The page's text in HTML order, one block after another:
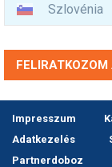
Szlovénia
FELIRATKOZOM
Impresszum
Adatkezelés
Partnerdoboz